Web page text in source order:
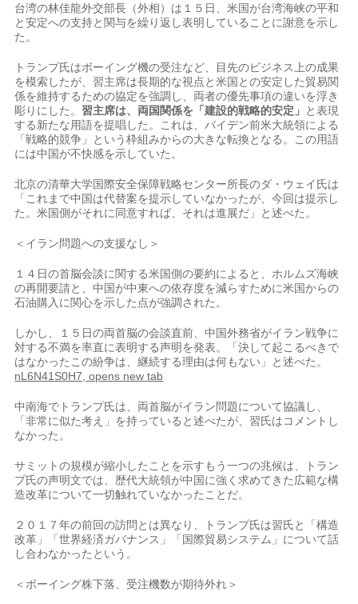
台湾の林佳龍外交部長（外相）は１５日、米国が台湾海峡の平和
と安定への支持と関与を繰り返し表明していることに謝意を示し
た。
トランプ氏は​ボーイング機の受注など、目先のビジネス上の成果
を模索したが、習主席は長期的な視点と米国との安定した貿易関
係を維持するための協定を強調し、両者の優先事項の違いを浮き
彫りにした。 習主席は、両国関係を「建設的戦略的安定」 と表現
する新たな用語を提唱した。これは、バイデン前米大統領による
「戦略的競争」という枠組みからの大きな転換となる。この用語
には中国が不快感を示していた。
北京の清華大​学国際安全保障戦略センター所長のダ・ウェイ氏は
「これまで中国は代替案を提示していなかったが、今回は提示し
た。米国側がそれに同意すれば、それは進展だ」と述べた。
＜イラン​問題への支援なし＞
１４日の首脳会談に関する米国側の要約によると、ホルムズ海峡
の再開要請と、中国が中東への依存度を減らすために米国からの
石油購入に関心を示した点が強調された。
しかし、１５日の両首脳の会談‌直前、中国外⁠務省がイラン戦争に
対する不満を率直に表明する声明を発表。「決して起こるべきで
はなかったこの紛争は、継続する理由は何もない」と述べた。
nL6N41S0H7, opens new tab
中南海でトランプ氏は、両首脳がイラン問題について協議し、
「非常に似た考え」を持っていると述べたが、習氏はコメントし
なかった。
サミットの規模が縮小したことを示すもう一つの兆候は、トラン
プ氏の声明文では、歴代大統領が中国に強く求めてきた広範な構
造改革について一切触れていなかったことだ。
２０１７年の前回の訪問とは異なり、トランプ氏は習氏と「構造
改革」「世界経済ガバナンス」「国際貿易システム」​について話
し合わなかったという。
＜ボーイン​グ株下落、受注機数が期待外れ＞